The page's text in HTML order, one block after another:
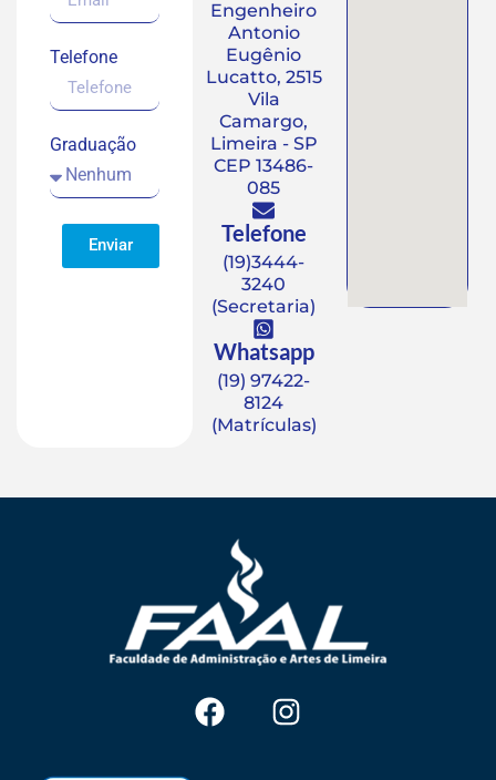
Telefone
Graduação
Enviar
Engenheiro
Antonio
Eugênio
Lucatto, 2515
Vila
Camargo,
Limeira - SP
CEP 13486-
085
Telefone
(19)3444-
3240
(Secretaria)
Whatsapp
(19) 97422-
8124
(Matrículas)